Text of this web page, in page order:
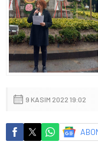
9 KASIM 2022 19:02